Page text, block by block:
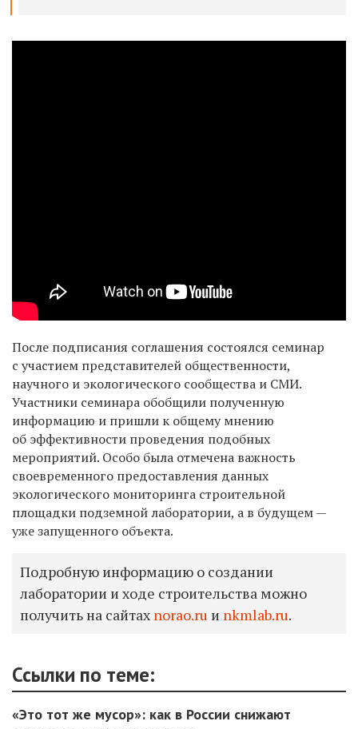
После подписания соглашения состоялся семинар
с участием представителей общественности,
научного и экологического сообщества и СМИ.
Участники семинара обобщили полученную
информацию и пришли к общему мнению
об эффективности проведения подобных
мероприятий. Особо была отмечена важность
своевременного предоставления данных
экологического мониторинга строительной
площадки подземной лаборатории, а в будущем —
уже запущенного объекта.
Подробную информацию о создании
лаборатории и ходе строительства можно
получить на сайтах norao.ru и nkmlab.ru.
Ссылки по теме:
«Это тот же мусор»: как в России снижают